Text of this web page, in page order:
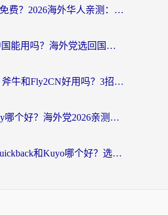
Mac翻墙回国免费？2026海外华人亲测：从CCTV5直播到国内APP，这样选加速器才靠谱
Proton VPN中国能用吗？海外党选回国加速器的避坑指南（附番茄加速器实测）
海外党必看：斧牛和Fly2CN好用吗？3招教你选对回国加速器（附免费试用攻略）
斧牛和OurPlay哪个好？海外党2026亲测：选对加速器，国内资源秒加载
海外党纠结Quickback和Kuyo哪个好？选对回国加速器才能无缝刷国内资源